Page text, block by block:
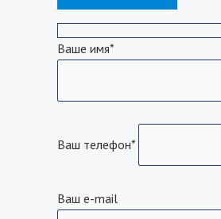
Ваше имя*
Ваш телефон*
Ваш e-mail